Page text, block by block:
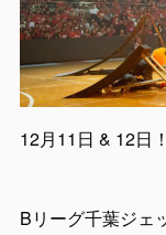
12月11日 & 12日
Bリーグ千葉ジェ